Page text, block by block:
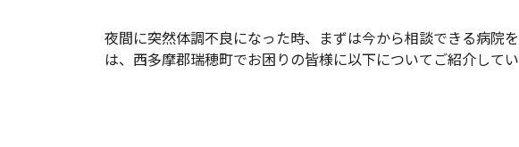
夜間に突然体調不良になった時、まずは今から相談できる病院
は、 西多摩郡瑞穂町でお困りの皆様に以下についてご紹介してい